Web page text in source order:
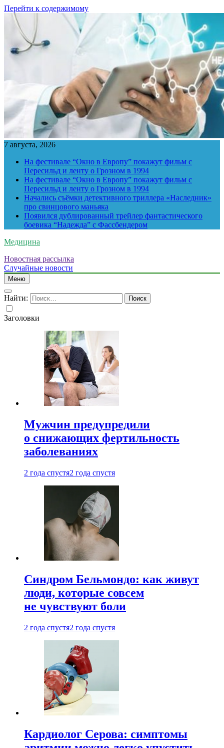
Перейти к содержимому
7 августа, 2026
На фестивале “Окно в Европу” покажут фильм с
Пересильд и ленту о Грозном в 1994
На фестивале “Окно в Европу” покажут фильм с
Пересильд и ленту о Грозном в 1994
Начались съёмки детективного триллера «Наследник»
про свинцового маньяка
Появился дублированный трейлер фантастического
боевика “Надежда” с Фассбендером
Медицина
Новостная рассылка
Случайные новости
Меню
Найти:
Заголовки
Мужчин предупредили
о снижающих фертильность
заболеваниях
2 года спустя2 года спустя
Синдром Бельмондо: как живут
люди, которые совсем
не чувствуют боли
2 года спустя2 года спустя
Кардиолог Серова: симптомы